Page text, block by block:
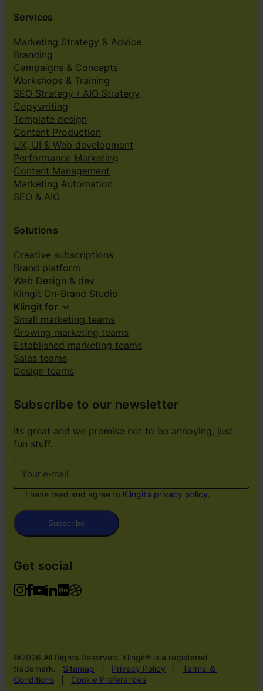
Services
Marketing Strategy & Advice
Branding
Campaigns & Concepts
Workshops & Training
SEO Strategy / AIO Strategy
Copywriting
Template design
Content Production
UX, UI & Web development
Performance Marketing
Content Management
Marketing Automation
SEO & AIO
Solutions
Creative subscriptions
Brand platform
Web Design & dev
Klingit On-Brand Studio
Klingit for
Small marketing teams
Growing marketing teams
Established marketing teams
Sales teams
Design teams
Subscribe to our newsletter
Its great and we promise not to be annoying, just
fun stuff.
I have read and agree to Klingit’s privacy policy.
Subscribe
Get social
©2026 All Rights Reserved. Klingit® is a registered
trademark.
Sitemap Privacy Policy
Terms ＆
Conditions
Cookie Preferences